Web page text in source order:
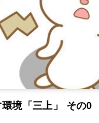
境「三上」 その0